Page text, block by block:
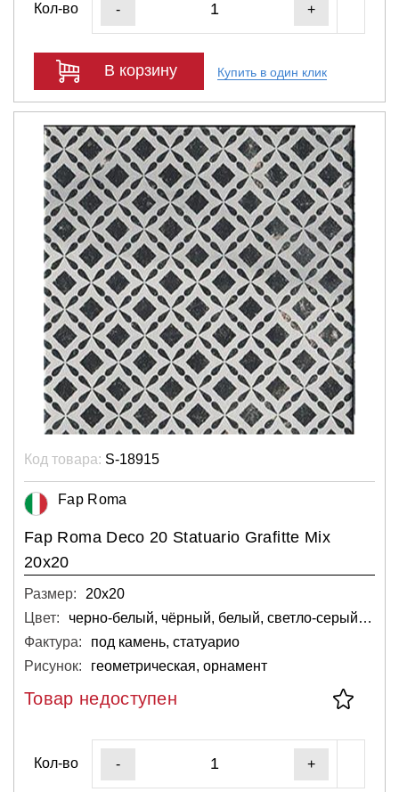
Кол-во - +
В корзину Купить в один клик
Код товара: S-18915
Fap Roma
Fap Roma Deco 20 Statuario Grafitte Мix
20x20
Размер:
20х20
Цвет:
черно-белый, чёрный, белый, светло-серый, серебряный, тёмный
Фактура:
под камень, статуарио
Рисунок:
геометрическая, орнамент
Товар недоступен
Кол-во - +